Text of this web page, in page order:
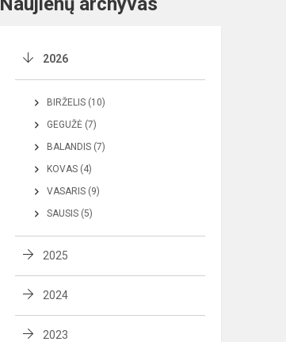
2026
BIRŽELIS (10)
GEGUŽĖ (7)
BALANDIS (7)
KOVAS (4)
VASARIS (9)
SAUSIS (5)
2025
2024
2023